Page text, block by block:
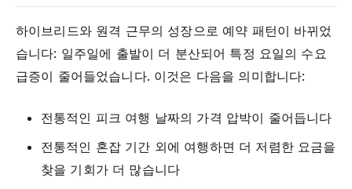
하이브리드와 원격 근무의 성장으로 예약 패턴이 바뀌었
습니다: 일주일에 출발이 더 분산되어 특정 요일의 수요
급증이 줄어들었습니다. 이것은 다음을 의미합니다:
전통적인 피크 여행 날짜의 가격 압박이 줄어듭니다
전통적인 혼잡 기간 외에 여행하면 더 저렴한 요금을
찾을 기회가 더 많습니다